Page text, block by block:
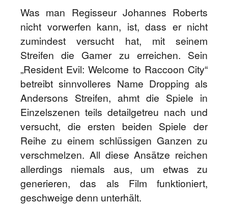
Was man Regisseur Johannes Roberts
nicht vorwerfen kann, ist, dass er nicht
zumindest versucht hat, mit seinem
Streifen die Gamer zu erreichen. Sein
„Resident Evil: Welcome to Raccoon City“
betreibt sinnvolleres Name Dropping als
Andersons Streifen, ahmt die Spiele in
Einzelszenen teils detailgetreu nach und
versucht, die ersten beiden Spiele der
Reihe zu einem schlüssigen Ganzen zu
verschmelzen. All diese Ansätze reichen
allerdings niemals aus, um etwas zu
generieren, das als Film funktioniert,
geschweige denn unterhält.